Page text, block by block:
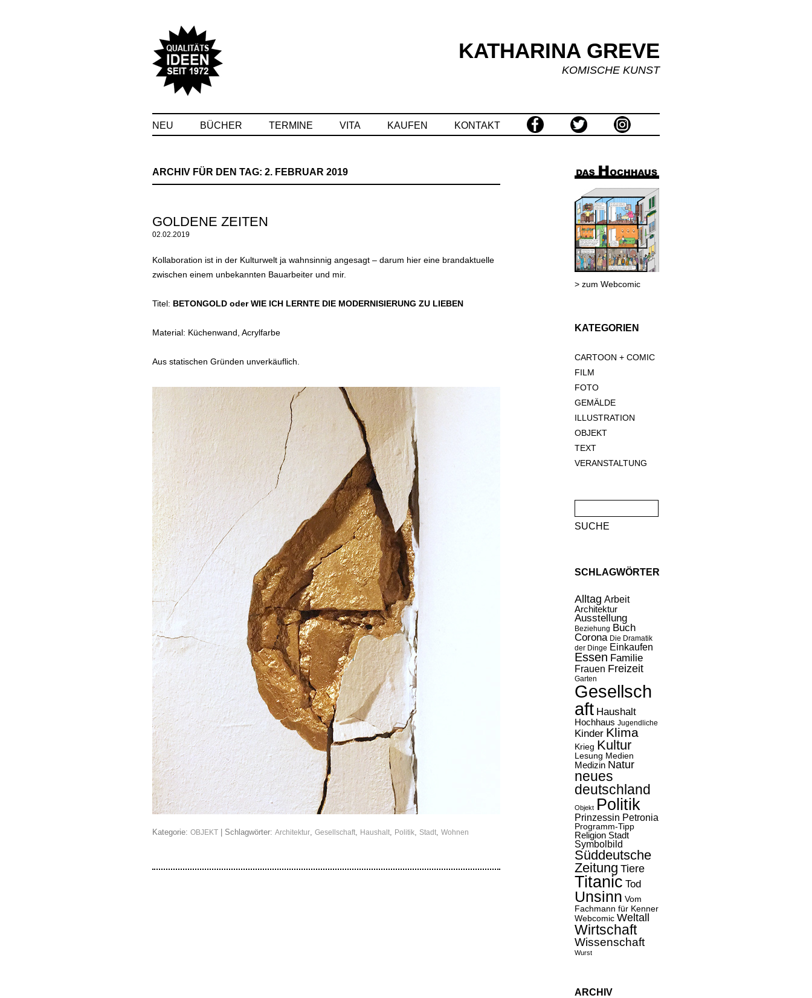
KATHARINA GREVE
KOMISCHE KUNST
NEU BÜCHER TERMINE VITA KAUFEN KONTAKT
ARCHIV FÜR DEN TAG: 2. FEBRUAR 2019
GOLDENE ZEITEN
02.02.2019
Kollaboration ist in der Kulturwelt ja wahnsinnig angesagt – darum hier eine brandaktuelle
zwischen einem unbekannten Bauarbeiter und mir.
Titel: BETONGOLD oder WIE ICH LERNTE DIE MODERNISIERUNG ZU LIEBEN
Material: Küchenwand, Acrylfarbe
Aus statischen Gründen unverkäuflich.
Kategorie: OBJEKT | Schlagwörter: Architektur, Gesellschaft, Haushalt, Politik, Stadt, Wohnen
> zum Webcomic
KATEGORIEN
CARTOON + COMIC
FILM
FOTO
GEMÄLDE
ILLUSTRATION
OBJEKT
TEXT
VERANSTALTUNG
nach:
SCHLAGWÖRTER
Alltag Arbeit
Architektur
Ausstellung
Beziehung Buch
Corona Die Dramatik
der Dinge Einkaufen
Essen Familie
Frauen Freizeit
Garten
Gesellsch
aft Haushalt
Hochhaus Jugendliche
Kinder Klima
Krieg Kultur
Lesung Medien
Medizin Natur
neues
deutschland
Objekt Politik
Prinzessin Petronia
Programm-Tipp
Religion Stadt
Symbolbild
Süddeutsche
Zeitung Tiere
Titanic Tod
Unsinn Vom
Fachmann für Kenner
Webcomic Weltall
Wirtschaft
Wissenschaft
Wurst
ARCHIV